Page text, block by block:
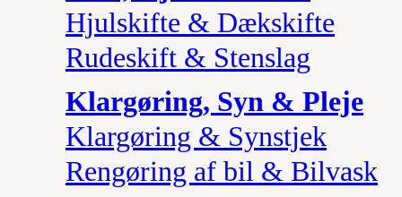
Hjulskifte & Dækskifte
Rudeskift & Stenslag
Klargøring, Syn & Pleje
Klargøring & Synstjek
Rengøring af bil & Bilvask